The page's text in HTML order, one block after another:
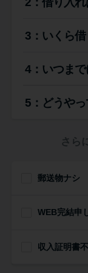
便利
特集
3：いくら借
4：いつま
5：どうや
さら
郵送物ナシ
WEB完結申
収入証明書